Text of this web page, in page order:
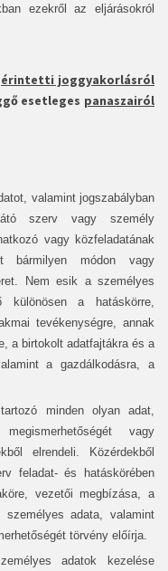
ezekről az eljárásokról
érintetti joggyakorlásról
esetleges panaszairól
valamint jogszabályban
szerv vagy személy
vagy közfeladatának
bármilyen módon vagy
Nem esik a személyes
különösen a hatáskörre,
tevékenységre, annak
a birtokolt adatfajtákra és a
a gazdálkodásra, a
minden olyan adat,
vagy
elrendeli. Közérdekből
feladat- és hatáskörében
vezetői megbízása, a
személyes adata, valamint
törvény előírja.
adatok kezelése